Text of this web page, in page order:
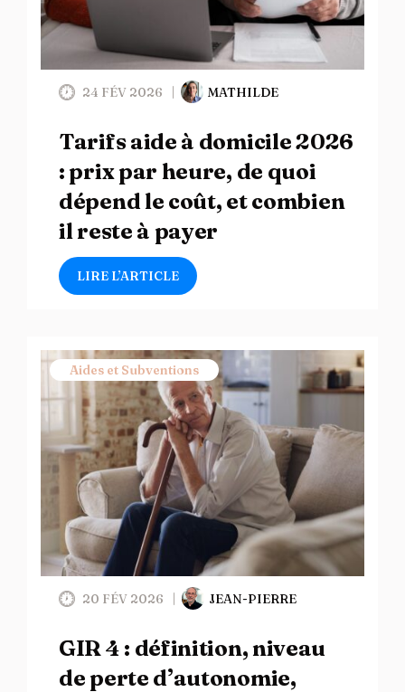
24 FÉV 2026 MATHILDE
Tarifs aide à domicile 2026
: prix par heure, de quoi
dépend le coût, et combien
il reste à payer
LIRE L’ARTICLE
Aides et Subventions
20 FÉV 2026 JEAN-PIERRE
GIR 4 : définition, niveau
de perte d’autonomie,